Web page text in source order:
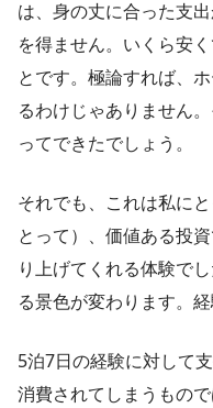
は、身の丈に合った支
を得ません。いくら安
とです。極論すれば、
るわけじゃありません
ってできたでしょう。
それでも、これは私に
とって）、価値ある投
り上げてくれる体験で
る景色が変わります。経
5泊7日の経験に対して
消費されてしまうもの